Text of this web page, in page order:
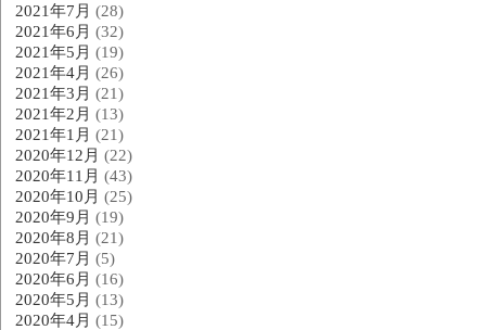
2021年7月 (28)
2021年6月 (32)
2021年5月 (19)
2021年4月 (26)
2021年3月 (21)
2021年2月 (13)
2021年1月 (21)
2020年12月 (22)
2020年11月 (43)
2020年10月 (25)
2020年9月 (19)
2020年8月 (21)
2020年7月 (5)
2020年6月 (16)
2020年5月 (13)
2020年4月 (15)